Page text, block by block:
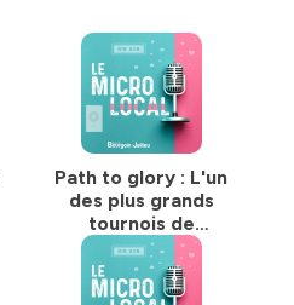
Path to glory : L'un
des plus grands
tournois de
Warhammer bientôt
à Bourgoin-Jallieu